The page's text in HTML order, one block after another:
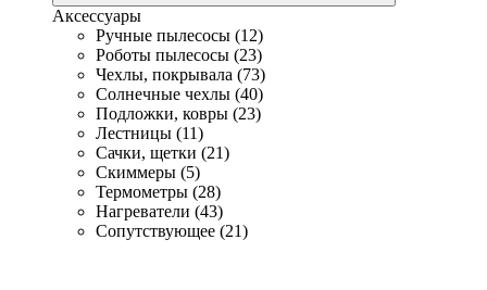
Аксессуары
Ручные пылесосы (12)
Роботы пылесосы (23)
Чехлы, покрывала (73)
Солнечные чехлы (40)
Подложки, ковры (23)
Лестницы (11)
Сачки, щетки (21)
Скиммеры (5)
Термометры (28)
Нагреватели (43)
Сопутствующее (21)